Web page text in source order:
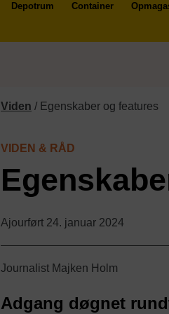
Depotrum Container
Viden / Egenskaber og features
VIDEN & RÅD
Ajourført 24. januar 2024
Journalist Majken Holm
Adgang døgnet